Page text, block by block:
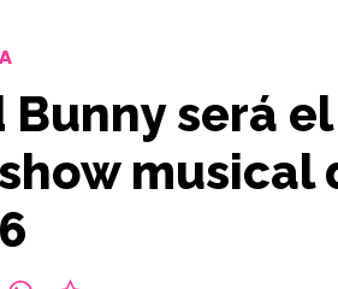
Bunny será
musical